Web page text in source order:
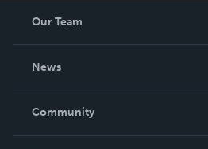
Our Team
News
In The News
Community